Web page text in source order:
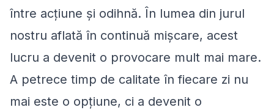
între acţiune şi odihnă. În lumea din jurul
nostru aflată în continuă mişcare, acest
lucru a devenit o provocare mult mai mare.
A petrece timp de calitate în fiecare zi nu
mai este o opţiune, ci a devenit o